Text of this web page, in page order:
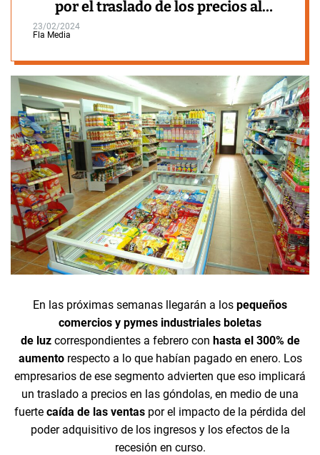
por el traslado de los precios al
23/02/2024
Fla Media
En las próximas semanas llegarán a los pequeños
comercios y pymes industriales boletas
de luzcorrespondientes a febrero con hasta el 300% de
aumentorespecto a lo que habían pagado en enero. Los
empresarios de ese segmento advierten que eso implicará
un traslado a precios en las góndolas, en medio de una
fuerte caída de las ventas por el impacto de la pérdida del
poder adquisitivo de los ingresos y los efectos de la
recesión en curso.